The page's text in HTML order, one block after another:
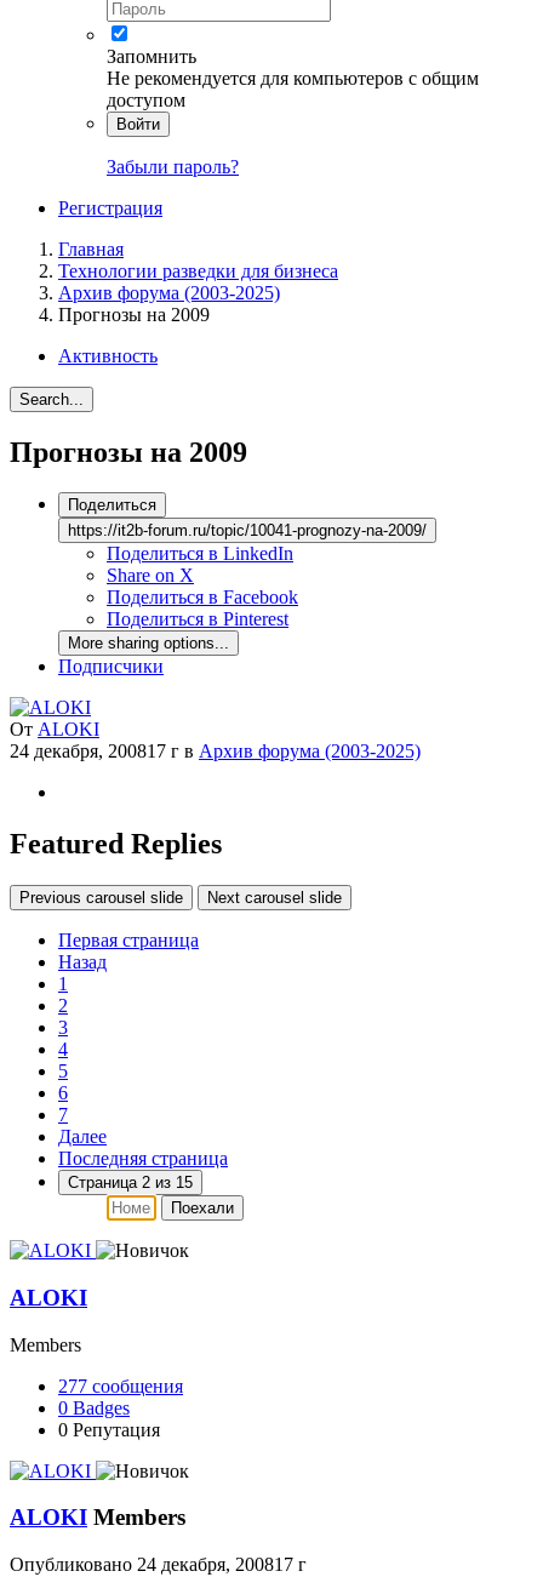
Запомнить
Не рекомендуется для компьютеров с общим
доступом
Войти
Забыли пароль?
Регистрация
Главная
Технологии разведки для бизнеса
Архив форума (2003-2025)
Прогнозы на 2009
Активность
Search...
Прогнозы на 2009
Поделиться
https://it2b-forum.ru/topic/10041-prognozy-na-2009/
Поделиться в LinkedIn
Share on X
Поделиться в Facebook
Поделиться в Pinterest
More sharing options...
Подписчики
От ALOKI
24 декабря, 200817 г в Архив форума (2003-2025)
Featured Replies
Previous carousel slide Next carousel slide
Первая страница
Назад
1
2
3
4
5
6
7
Далее
Последняя страница
Страница 2 из 15
Поехали
ALOKI
Members
277 сообщения
0 Badges
0 Репутация
ALOKI Members
Опубликовано 24 декабря, 200817 г